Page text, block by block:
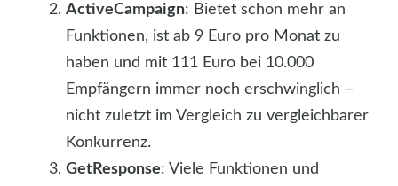
ActiveCampaign: Bietet schon mehr an
Funktionen, ist ab 9 Euro pro Monat zu
haben und mit 111 Euro bei 10.000
Empfängern immer noch erschwinglich –
nicht zuletzt im Vergleich zu vergleichbarer
Konkurrenz.
GetResponse: Viele Funktionen und